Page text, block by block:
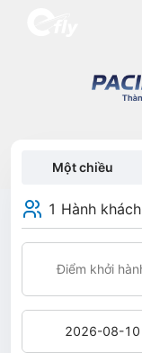
Một chiều
1 Hành khách